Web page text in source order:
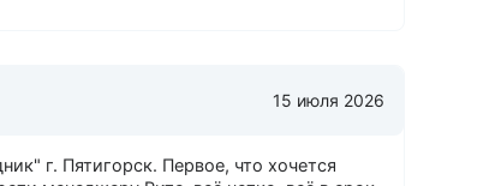
15 июля 2026
г. Пятигорск. Первое, что хочется